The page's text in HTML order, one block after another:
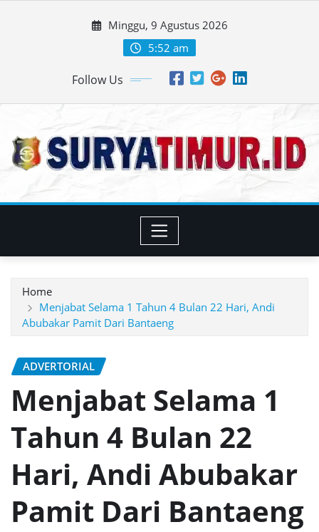
Minggu, 9 Agustus 2026
5:52 am
Follow Us
Home
Menjabat Selama 1 Tahun 4 Bulan 22 Hari, Andi
Abubakar Pamit Dari Bantaeng
ADVERTORIAL
Menjabat Selama 1
Tahun 4 Bulan 22
Hari, Andi Abubakar
Pamit Dari Bantaeng